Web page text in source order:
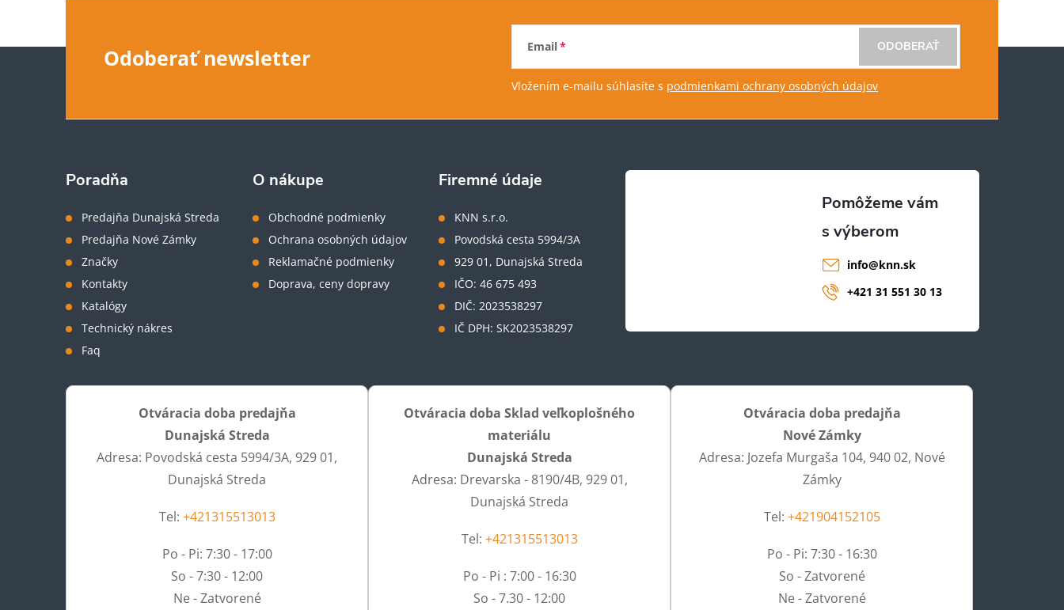
Odoberať newsletter Email
Vložením e-mailu súhlasíte s podmienkami ochrany osobných údajov
ODOBERAŤ
Poradňa
Predajňa Dunajská Streda
Predajňa Nové Zámky
Značky
Kontakty
Katalógy
Technický nákres
Faq
O nákupe
Obchodné podmienky
Ochrana osobných údajov
Reklamačné podmienky
Doprava, ceny dopravy
Firemné údaje
KNN s.r.o.
Povodská cesta 5994/3A
929 01, Dunajská Streda
IČO: 46 675 493
DIČ: 2023538297
IČ DPH: SK2023538297
info@knn.sk
+421 31 551 30 13
Otváracia doba predajňa
Dunajská Streda
Adresa: Povodská cesta 5994/3A, 929 01,
Dunajská Streda
Tel: +421315513013
Po - Pi: 7:30 - 17:00
So - 7:30 - 12:00
Ne - Zatvorené
Otváracia doba Sklad veľkoplošného
materiálu
Dunajská Streda
Adresa: Drevarska - 8190/4B, 929 01,
Dunajská Streda
Tel: +421315513013
Po - Pi : 7:00 - 16:30
So - 7.30 - 12:00
Otváracia doba predajňa
Nové Zámky
Adresa: Jozefa Murgaša 104, 940 02, Nové
Zámky
Tel: +421904152105
Po - Pi: 7:30 - 16:30
So - Zatvorené
Ne - Zatvorené